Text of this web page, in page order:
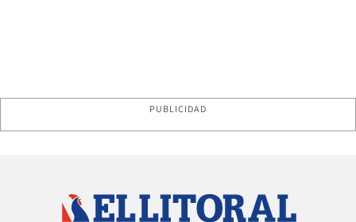
PUBLICIDAD